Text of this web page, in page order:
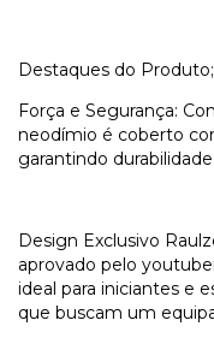
Destaques do Produto;
Força e Segurança:
neodímio é coberto
garantindo
Design Exclusivo
aprovado pelo
ideal para iniciantes e
que buscam um